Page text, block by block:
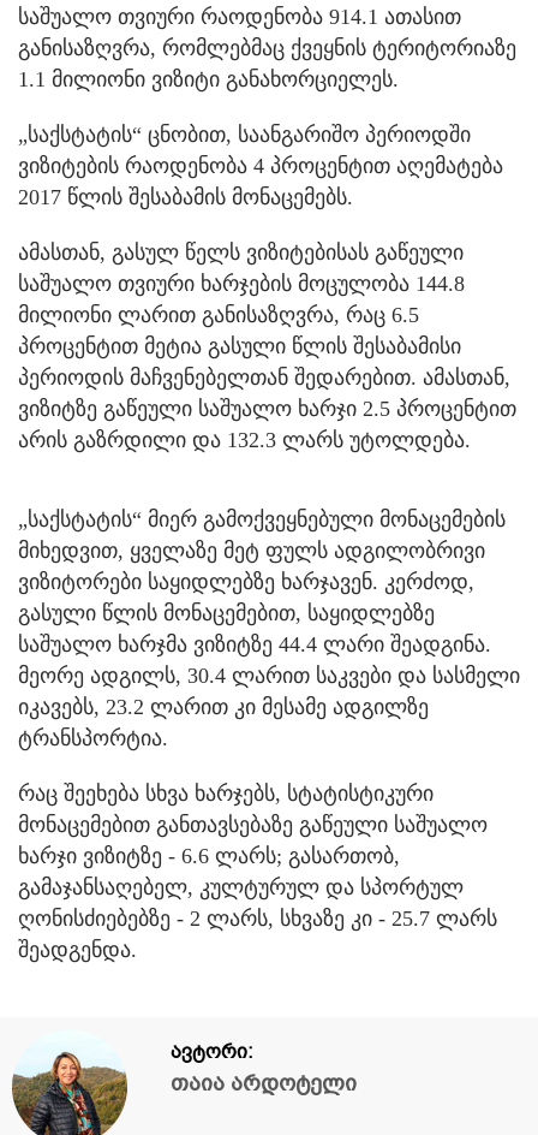
საშუალო თვიური რაოდენობა 914.1 ათასით
განისაზღვრა, რომლებმაც ქვეყნის ტერიტორიაზე
1.1 მილიონი ვიზიტი განახორციელეს.
„საქსტატის“ ცნობით, საანგარიშო პერიოდში
ვიზიტების რაოდენობა 4 პროცენტით აღემატება
2017 წლის შესაბამის მონაცემებს.
ამასთან, გასულ წელს ვიზიტებისას გაწეული
საშუალო თვიური ხარჯების მოცულობა 144.8
მილიონი ლარით განისაზღვრა, რაც 6.5
პროცენტით მეტია გასული წლის შესაბამისი
პერიოდის მაჩვენებელთან შედარებით. ამასთან,
ვიზიტზე გაწეული საშუალო ხარჯი 2.5 პროცენტით
არის გაზრდილი და 132.3 ლარს უტოლდება.
„საქსტატის“ მიერ გამოქვეყნებული მონაცემების
მიხედვით, ყველაზე მეტ ფულს ადგილობრივი
ვიზიტორები საყიდლებზე ხარჯავენ. კერძოდ,
გასული წლის მონაცემებით, საყიდლებზე
საშუალო ხარჯმა ვიზიტზე 44.4 ლარი შეადგინა.
მეორე ადგილს, 30.4 ლარით საკვები და სასმელი
იკავებს, 23.2 ლარით კი მესამე ადგილზე
ტრანსპორტია.
რაც შეეხება სხვა ხარჯებს, სტატისტიკური
მონაცემებით განთავსებაზე გაწეული საშუალო
ხარჯი ვიზიტზე - 6.6 ლარს; გასართობ,
გამაჯანსაღებელ, კულტურულ და სპორტულ
ღონისძიებებზე - 2 ლარს, სხვაზე კი - 25.7 ლარს
შეადგენდა.
ავტორი:
თაია არდოტელი